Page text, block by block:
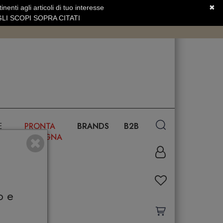
e
SERVIZIO CLIENTI +39.0773.470.562
PRONTA
CONSEGNA
BRANDS B2B
✖
agli articoli di tuo interesse
SCOPI SOPRA CITATI